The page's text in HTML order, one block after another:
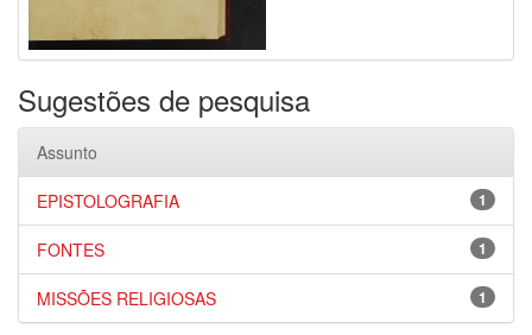
Sugestões de pesquisa
Assunto
1
EPISTOLOGRAFIA
1
FONTES
1
MISSÕES RELIGIOSAS